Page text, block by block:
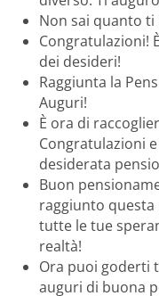
Non sai quanto
Congratulazioni!
dei desideri!
Raggiunta la
Auguri!
È ora di
Congratulazioni
desiderata
Buon
raggiunto questa
tutte le tue
realtà!
Ora puoi goderti
auguri di buona